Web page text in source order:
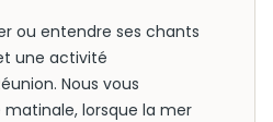
ou entendre ses chants
une activité
Nous vous
lorsque la mer